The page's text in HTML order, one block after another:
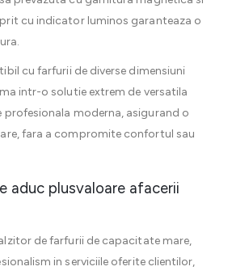
cu indicator luminos garanteaza o
cu farfurii de diverse dimensiuni
intr-o solutie extrem de versatila
moderna, asigurand o
fara a compromite confortul sau
aduc plusvaloare afacerii
de farfurii de capacitate mare,
in serviciile oferite clientilor,